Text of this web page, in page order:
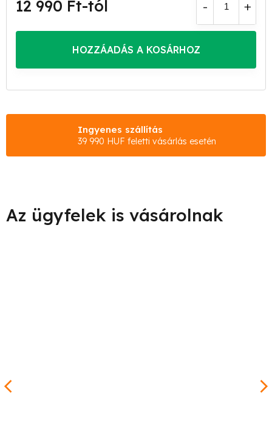
12 990 Ft-tól
HOZZÁADÁS A KOSÁRHOZ
Ingyenes szállítás
39 990 HUF feletti vásárlás esetén